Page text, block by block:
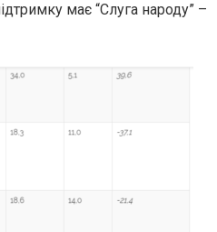
має “Слуга народу” –